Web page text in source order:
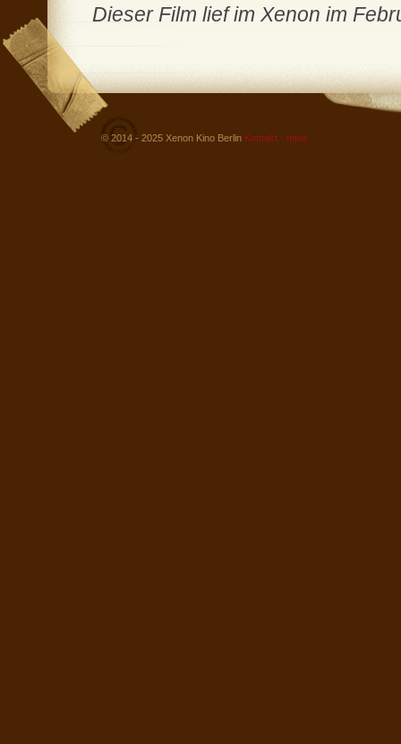
Dieser Film lief im Xenon im
© 2014 - 2025 Xenon Kino Berlin Kontakt - Infos